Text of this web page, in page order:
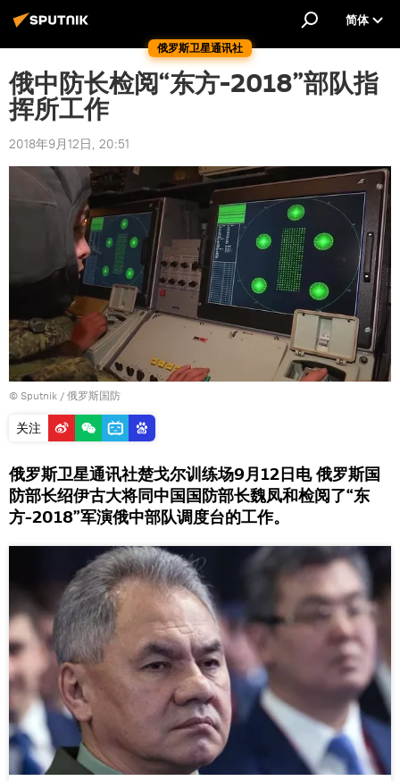
俄罗斯卫星通讯社
简体
俄中防长检阅“东方-2018”部队指
挥所工作
2018年9月12日, 20:51
© Sputnik / 俄罗斯国防
关注
俄罗斯卫星通讯社楚戈尔训练场9月12日电 俄罗斯国
防部长绍伊古大将同中国国防部长魏凤和检阅了“东
方-2018”军演俄中部队调度台的工作。